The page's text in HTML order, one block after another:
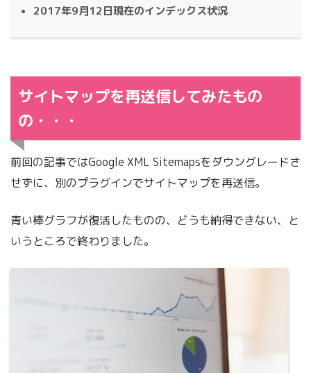
2017年9月12日現在のインデックス状況
サイトマップを再送信してみたもの
の・・・
前回の記事ではGoogle XML Sitemapsをダウングレードさ
せずに、別のプラグインでサイトマップを再送信。
青い棒グラフが復活したものの、どうも納得できない、と
いうところで終わりました。